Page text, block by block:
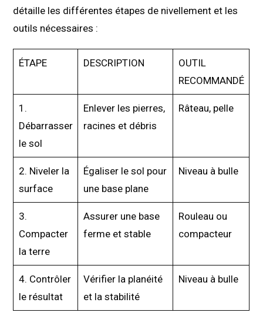
détaille les différentes étapes de nivellement et les
outils nécessaires :
ÉTAPE DESCRIPTION
OUTIL
RECOMMANDÉ
1.
Débarrasser
le sol
Enlever les pierres,
racines et débris
Râteau, pelle
2. Niveler la
surface
Égaliser le sol pour
une base plane
Niveau à bulle
3.
Compacter
la terre
Assurer une base
ferme et stable
Rouleau ou
compacteur
4. Contrôler
le résultat
Vérifier la planéité
et la stabilité
Niveau à bulle